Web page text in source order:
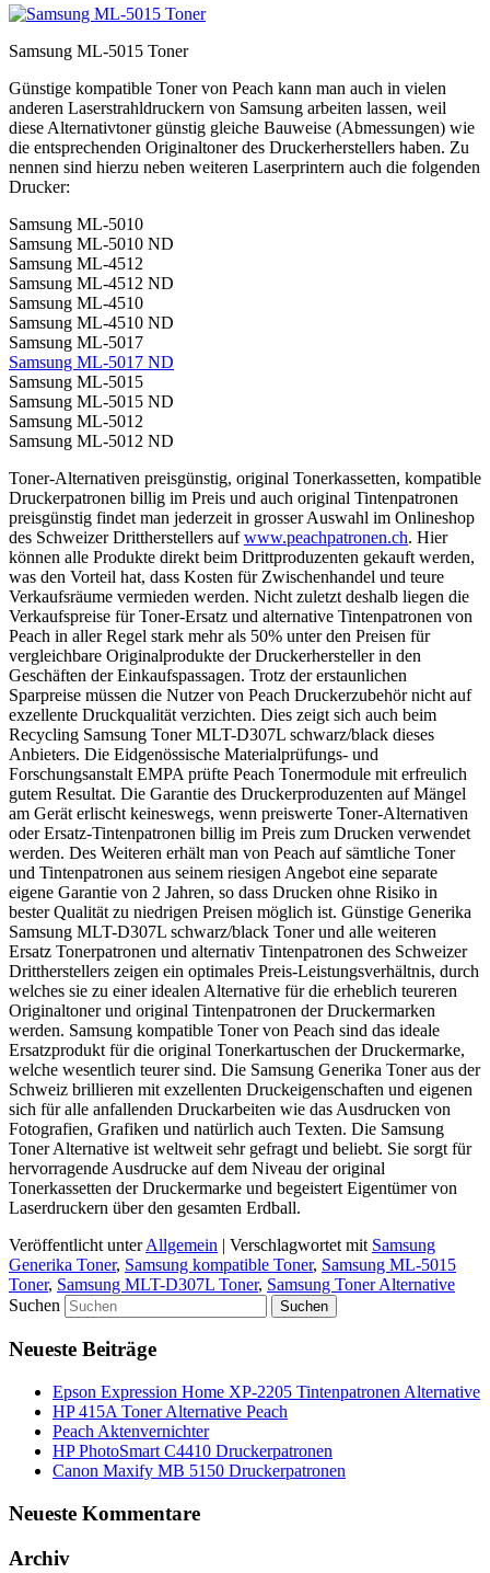
Samsung ML-5015 Toner
Günstige kompatible Toner von Peach kann man auch in vielen
anderen Laserstrahldruckern von Samsung arbeiten lassen, weil
diese Alternativtoner günstig gleiche Bauweise (Abmessungen) wie
die entsprechenden Originaltoner des Druckerherstellers haben. Zu
nennen sind hierzu neben weiteren Laserprintern auch die folgenden
Drucker:
Samsung ML-5010
Samsung ML-5010 ND
Samsung ML-4512
Samsung ML-4512 ND
Samsung ML-4510
Samsung ML-4510 ND
Samsung ML-5017
Samsung ML-5017 ND
Samsung ML-5015
Samsung ML-5015 ND
Samsung ML-5012
Samsung ML-5012 ND
Toner-Alternativen preisgünstig, original Tonerkassetten, kompatible
Druckerpatronen billig im Preis und auch original Tintenpatronen
preisgünstig findet man jederzeit in grosser Auswahl im Onlineshop
des Schweizer Drittherstellers aufwww.peachpatronen.ch. Hier
können alle Produkte direkt beim Drittproduzenten gekauft werden,
was den Vorteil hat, dass Kosten für Zwischenhandel und teure
Verkaufsräume vermieden werden. Nicht zuletzt deshalb liegen die
Verkaufspreise für Toner-Ersatz und alternative Tintenpatronen von
Peach in aller Regel stark mehr als 50% unter den Preisen für
vergleichbare Originalprodukte der Druckerhersteller in den
Geschäften der Einkaufspassagen. Trotz der erstaunlichen
Sparpreise müssen die Nutzer von Peach Druckerzubehör nicht auf
exzellente Druckqualität verzichten. Dies zeigt sich auch beim
Recycling Samsung Toner MLT-D307L schwarz/black dieses
Anbieters. Die Eidgenössische Materialprüfungs- und
Forschungsanstalt EMPA prüfte Peach Tonermodule mit erfreulich
gutem Resultat. Die Garantie des Druckerproduzenten auf Mängel
am Gerät erlischt keineswegs, wenn preiswerte Toner-Alternativen
oder Ersatz-Tintenpatronen billig im Preis zum Drucken verwendet
werden. Des Weiteren erhält man von Peach auf sämtliche Toner
und Tintenpatronen aus seinem riesigen Angebot eine separate
eigene Garantie von 2 Jahren, so dass Drucken ohne Risiko in
bester Qualität zu niedrigen Preisen möglich ist. Günstige Generika
Samsung MLT-D307L schwarz/black Toner und alle weiteren
Ersatz Tonerpatronen und alternativ Tintenpatronen des Schweizer
Drittherstellers zeigen ein optimales Preis-Leistungsverhältnis, durch
welches sie zu einer idealen Alternative für die erheblich teureren
Originaltoner und original Tintenpatronen der Druckermarken
werden. Samsung kompatible Toner von Peach sind das ideale
Ersatzprodukt für die original Tonerkartuschen der Druckermarke,
welche wesentlich teurer sind. Die Samsung Generika Toner aus der
Schweiz brillieren mit exzellenten Druckeigenschaften und eigenen
sich für alle anfallenden Druckarbeiten wie das Ausdrucken von
Fotografien, Grafiken und natürlich auch Texten. Die Samsung
Toner Alternative ist weltweit sehr gefragt und beliebt. Sie sorgt für
hervorragende Ausdrucke auf dem Niveau der original
Tonerkassetten der Druckermarke und begeistert Eigentümer von
Laserdruckern über den gesamten Erdball.
Veröffentlicht unter Allgemein | Verschlagwortet mit Samsung
Generika Toner, Samsung kompatible Toner, Samsung ML-5015
Toner, Samsung MLT-D307L Toner, Samsung Toner Alternative
Suchen
Neueste Beiträge
Epson Expression Home XP-2205 Tintenpatronen Alternative
HP 415A Toner Alternative Peach
Peach Aktenvernichter
HP PhotoSmart C4410 Druckerpatronen
Canon Maxify MB 5150 Druckerpatronen
Neueste Kommentare
Archiv